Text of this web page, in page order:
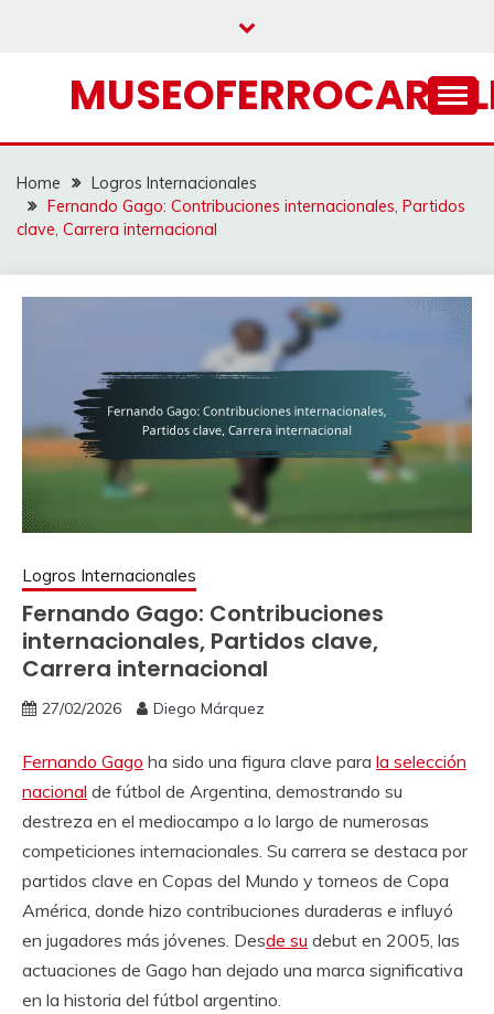
Home
Logros Internacionales
Fernando Gago: Contribuciones internacionales, Partidos
clave, Carrera internacional
Logros Internacionales
Fernando Gago: Contribuciones
internacionales, Partidos clave,
Carrera internacional
27/02/2026 Diego Márquez
Fernando Gago ha sido una figura clave para la selección
nacional de fútbol de Argentina, demostrando su
destreza en el mediocampo a lo largo de numerosas
competiciones internacionales. Su carrera se destaca por
partidos clave en Copas del Mundo y torneos de Copa
América, donde hizo contribuciones duraderas e influyó
en jugadores más jóvenes. Desde su debut en 2005, las
actuaciones de Gago han dejado una marca significativa
en la historia del fútbol argentino.